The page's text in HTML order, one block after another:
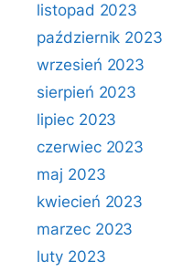
listopad 2023
październik 2023
wrzesień 2023
sierpień 2023
lipiec 2023
czerwiec 2023
maj 2023
kwiecień 2023
marzec 2023
luty 2023